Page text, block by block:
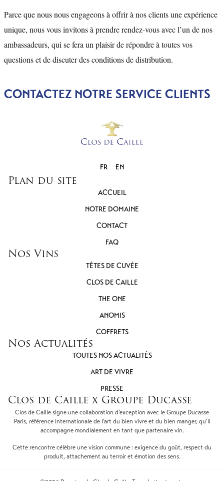
Parce que nous nous engageons à offrir à nos clients une expérience
unique, nous vous invitons à prendre rendez-vous avec l’un de nos
ambassadeurs, qui se fera un plaisir de répondre à toutes vos
questions et de discuter des conditions de distribution.
CONTACTEZ NOTRE SERVICE CLIENTS
FR EN
Plan du site
ACCUEIL
NOTRE DOMAINE
CONTACT
FAQ
Nos Vins
TÊTES DE CUVÉE
CLOS DE CAILLE
THE ONE
ANOMIS
COFFRETS
Nos Actualités
TOUTES NOS ACTUALITÉS
ART DE VIVRE
PRESSE
Clos de Caille x Groupe Ducasse
Clos de Caille signe une collaboration d’exception avec le Groupe Ducasse
Paris, référence internationale de l’art du bien vivre et du bien manger, qu’il
accompagne mondialement en tant que partenaire vin.
Cette rencontre célèbre une vision commune : exigence du goût, respect du
produit, attachement au terroir et émotion des sens.